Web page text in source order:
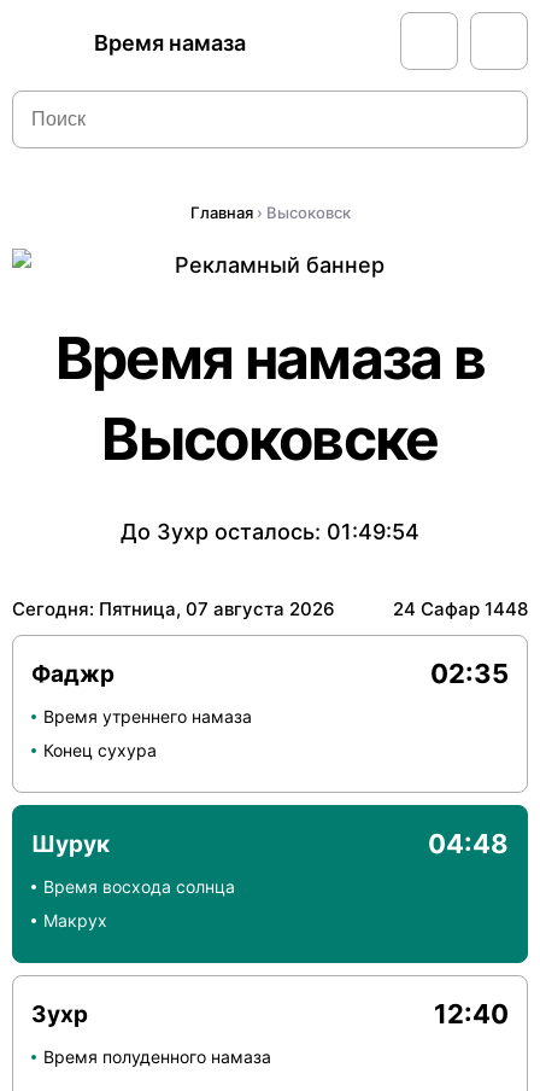
Время намаза
Главная› Высоковск
Время намаза в
Высоковске
До Зухр осталось: 01:49:54
Сегодня: Пятница, 07 августа 2026 24 Сафар 1448
Фаджр 02:35
Время утреннего намаза
Конец сухура
Шурук 04:48
Время восхода солнца
Макрух
Зухр 12:40
Время полуденного намаза